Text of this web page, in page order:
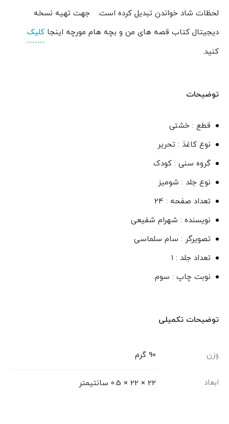
لحظات شاد خواندن تبدیل کرده است. جهت تهیه نسخه
دیجیتال کتاب قصه های من و بچه هام مورچه اینجا کلیک
کنید.
توضیحات
قطع : خشتی
نوع کاغذ : تحریر
گروه سنی : کودک
نوع جلد : شومیز
تعداد صفحه : 24
نویسنده : شهرام شفیعی
تصویرگر : سام سلماسی
تعداد جلد : 1
نوبت چاپ : سوم
توضیحات تکمیلی
وزن 90 گرم
ابعاد 22 × 22 × 0.5 سانتیمتر